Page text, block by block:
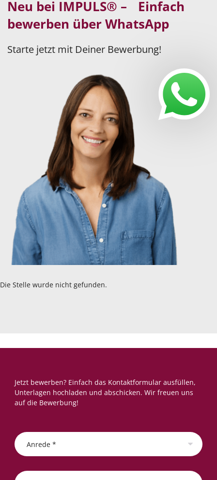
Neu bei IMPULS® – Einfach
bewerben über WhatsApp
Starte jetzt mit Deiner Bewerbung!
Jetzt bewerben? Einfach das Kontaktformular ausfüllen,
Unterlagen hochladen und abschicken. Wir freuen uns
auf die Bewerbung!
Anrede *
Die Stelle wurde nicht gefunden.